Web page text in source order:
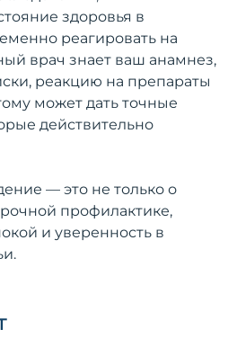
здоровья в
реагировать на
врач знает ваш анамнез,
реакцию на препараты
может дать точные
действительно
— это не только о
профилактике,
и уверенность в